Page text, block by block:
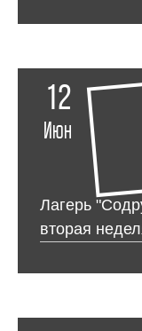
12
Июн
Лагерь
вторая